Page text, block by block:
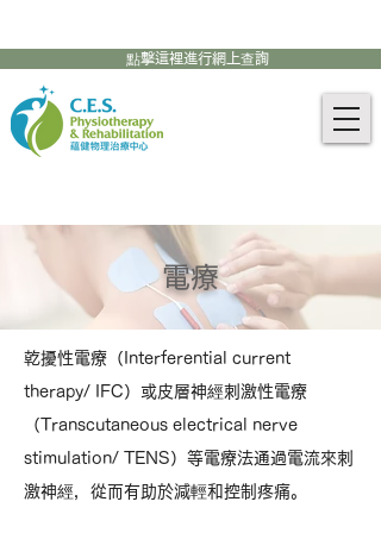
點擊這裡進行網上查詢
電療
乾擾性電療（Interferential current
therapy/ IFC）或皮層神經刺激性電療
（Transcutaneous electrical nerve
stimulation/ TENS）等電療法通過電流來刺
激神經，從而有助於減輕和控制疼痛。